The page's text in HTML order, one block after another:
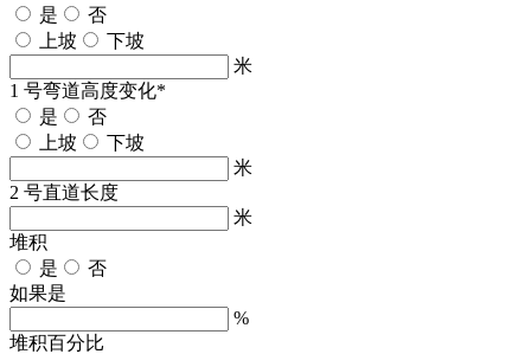
是
否
上坡
下坡
米
1 号弯道高度变化*
是
否
上坡
下坡
米
2 号直道长度
米
堆积
是
否
如果是
%
堆积百分比